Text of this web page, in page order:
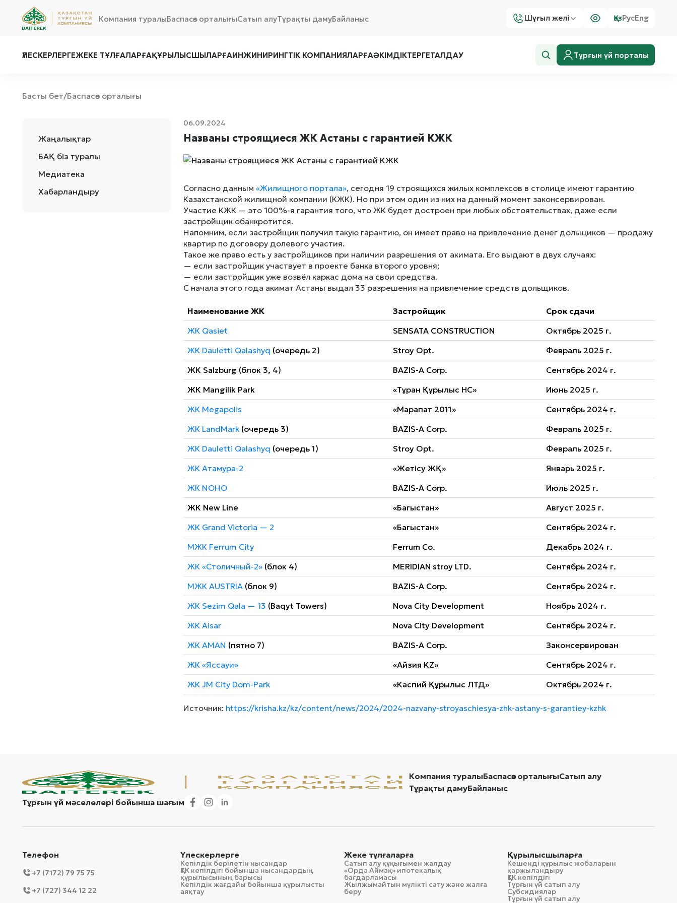
Компания туралыБаспасөз орталығыСатып алуТұрақты дамуБайланыс Шұғыл желі ҚазРусEng
ҮЛЕСКЕРЛЕРГЕЖЕКЕ ТҰЛҒАЛАРҒАҚҰРЫЛЫСШЫЛАРҒАИНЖИНИРИНГТІК КОМПАНИЯЛАРҒАӘКІМДІКТЕРГЕТАЛДАУ Тұрғын үй порталы
Басты бет/Баспасөз орталығы
Жаңалықтар
БАҚ біз туралы
Медиатека
Хабарландыру
06.09.2024
Названы строящиеся ЖК Астаны с гарантией КЖК
Согласно данным «Жилищного портала», сегодня 19 строящихся жилых комплексов в столице имеют гарантию
Казахстанской жилищной компании (КЖК). Но при этом один из них на данный момент законсервирован.
Участие КЖК — это 100%-я гарантия того, что ЖК будет достроен при любых обстоятельствах, даже если
застройщик обанкротится.
Напомним, если застройщик получил такую гарантию, он имеет право на привлечение денег дольщиков — продажу
квартир по договору долевого участия.
Такое же право есть у застройщиков при наличии разрешения от акимата. Его выдают в двух случаях:
— если застройщик участвует в проекте банка второго уровня;
— если застройщик уже возвёл каркас дома на свои средства.
С начала этого года акимат Астаны выдал 33 разрешения на привлечение средств дольщиков.
Наименование ЖК Застройщик
Срок сдачи
ЖК Qasiet
SENSATA CONSTRUCTION
Октябрь 2025 г.
ЖК Dauletti Qalashyq (очередь 2) Stroy Opt.
Февраль 2025 г.
ЖК Salzburg (блок 3, 4)
BAZIS-A Corp.
Сентябрь 2024 г.
ЖК Mangilik Park
«Тұран Құрылыс НС»
Июнь 2025 г.
ЖК Megapolis
«Марапат 2011»
Сентябрь 2024 г.
ЖК LandMark (очередь 3) BAZIS-A Corp.
Февраль 2025 г.
ЖК Dauletti Qalashyq (очередь 1) Stroy Opt.
Февраль 2025 г.
ЖК Атамура-2 «Жетісу ЖҚ»
Январь 2025 г.
ЖК NOHO
BAZIS-A Corp.
Июль 2025 г.
ЖК New Line
«Багыстан»
Август 2025 г.
ЖК Grand Victoria — 2
«Багыстан»
Сентябрь 2024 г.
МЖК Ferrum City
Ferrum Co.
Декабрь 2024 г.
ЖК «Столичный-2» (блок 4) MERIDIAN stroy LTD.
Сентябрь 2024 г.
МЖК AUSTRIA (блок 9) BAZIS-A Corp.
Сентябрь 2024 г.
ЖК Sezim Qala — 13 (Baqyt Towers) Nova City Development
Ноябрь 2024 г.
ЖК Aisar
Nova City Development
Сентябрь 2024 г.
ЖК AMAN (пятно 7) BAZIS-A Corp.
Законсервирован
ЖК «Яссауи»
«Айзия KZ»
Сентябрь 2024 г.
ЖК JM City Dom-Park
«Каспий Құрылыс ЛТД» Октябрь 2024 г.
Источник: https://krisha.kz/kz/content/news/2024/2024-nazvany-stroyaschiesya-zhk-astany-s-garantiey-kzhk
Компания туралыБаспасөз орталығыСатып алу
Тұрақты дамуБайланыс
Тұрғын үй мәселелері бойынша шағым
Телефон
+7 (7172) 79 75 75
+7 (727) 344 12 22
Үлескерлерге
Кепілдік берілетін нысандар
ҚТК кепілдігі бойынша нысандардың
құрылысының барысы
Кепілдік жағдайы бойынша құрылысты
аяқтау
Жеке тұлғаларға
Сатып алу құқығымен жалдау
«Орда Аймақ» ипотекалық
бағдарламасы
Жылжымайтын мүлікті сату және жалға
беру
Құрылысшыларға
Кешенді құрылыс жобаларын
қаржыландыру
ҚТК кепілдігі
Тұрғын үй сатып алу
Субсидиялар
Тұрғын үй сатып алу